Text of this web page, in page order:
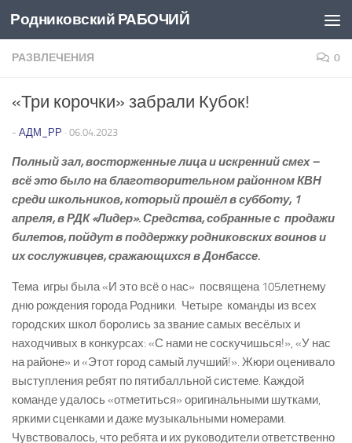
Перейти к содержимому
Родниковский РАБОЧИЙ
РАЗВЛЕЧЕНИЯ 0
«Три корочки» забрали Кубок!
- АДМ_РР · 06.04.2023
Полный зал, восторженные лица и искренний смех –
всё это было на благотворительном районном КВН
среди школьников, который прошёл в субботу, 1
апреля, в РДК «Лидер». Средства, собранные с продажи
билетов, пойдут в поддержку родниковских воинов и
их сослуживцев, сражающихся в Донбассе.
Тема игры была «И это всё о нас» ­ посвящена 105­летнему
дню рождения города Родники. Четыре команды из всех
городских школ боролись за звание самых весёлых и
находчивых в конкурсах: «С нами не соскучишься!», «У нас
на районе» и «Этот город самый лучший!». Жюри оценивало
выступления ребят по пятибалльной системе. Каждой
команде удалось «отметиться» оригинальными шутками,
яркими сценками и даже музыкальными номерами.
Чувствовалось, что ребята и их руководители ответственно